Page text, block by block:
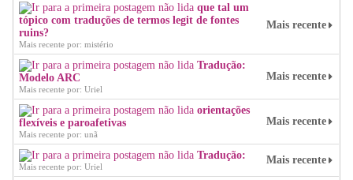
que tal um
tópico com traduções de termos legit de fontes
ruins?
Mais recente por: mistério
Mais recente
Tradução:
Modelo ARC
Mais recente por: Uriel
Mais recente
orientações
flexíveis e paroafetivas
Mais recente por: unã
Mais recente
Tradução:
Mais recente por: Uriel
Mais recente